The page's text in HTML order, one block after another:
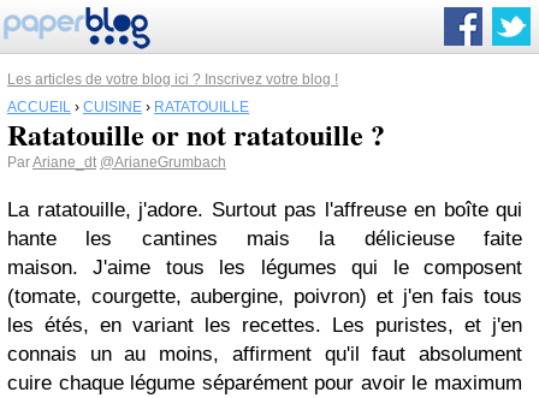
Les articles de votre blog ici ? Inscrivez votre blog !
ACCUEIL › CUISINE › RATATOUILLE
Ratatouille or not ratatouille ?
ParAriane_dt @ArianeGrumbach
La ratatouille, j'adore. Surtout pas l'affreuse en boîte qui
hante les cantines mais la délicieuse faite
maison. J'aime tous les légumes qui le composent
(tomate, courgette, aubergine, poivron) et j'en fais tous
les étés, en variant les recettes. Les puristes, et j'en
connais un au moins, affirment qu'il faut absolument
cuire chaque légume séparément pour avoir le maximum